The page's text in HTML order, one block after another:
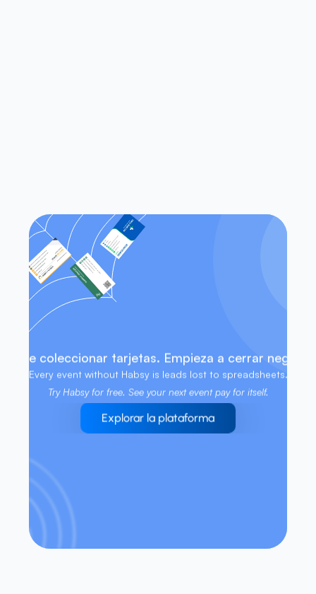
sin conexión a internet?
de coleccionar tarjetas. Empieza a cerrar
Try Habsy for free. See your next event pay for itself.
Explorar la plataforma